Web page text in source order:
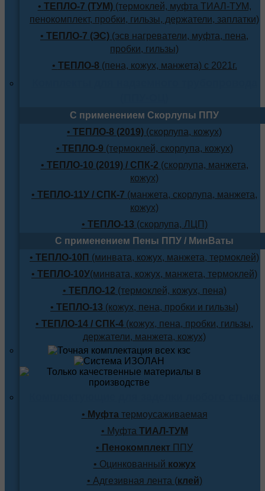
• ТЕПЛО-7 (ТУМ)(термоклей, муфта ТИАЛ-ТУМ,
пенокомплект, пробки, гильзы, держатели, заплатки)
• ТЕПЛО-7 (ЭС) (эсв нагреватели, муфта, пена,
пробки, гильзы)
• ТЕПЛО-8 (пена, кожух, манжета) с 2021г.
С применением Скорлупы ППУ
• ТЕПЛО-8 (2019) (скорлупа, кожух)
• ТЕПЛО-9 (термоклей, скорлупа, кожух)
• ТЕПЛО-10 (2019) / СПК-2 (скорлупа, манжета,
кожух)
• ТЕПЛО-11У / СПК-7 (манжета, скорлупа, манжета,
кожух)
• ТЕПЛО-13 (скорлупа, ЛЦП)
С применением Пены ППУ / МинВаты
• ТЕПЛО-10П (минвата, кожух, манжета, термоклей)
• ТЕПЛО-10У(минвата, кожух, манжета, термоклей)
• ТЕПЛО-12 (термоклей, кожух, пена)
• ТЕПЛО-13 (кожух, пена, пробки и гильзы)
• ТЕПЛО-14 / СПК-4 (кожух, пена, пробки, гильзы,
держатели, манжета, кожух)
• Муфтатермоусаживаемая
• Муфта ТИАЛ-ТУМ
• Пенокомплект ППУ
• Оцинкованный кожух
• Адгезивная лента (клей)